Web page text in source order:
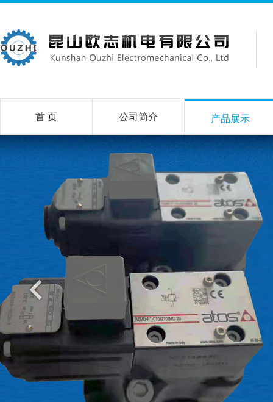
首 页 公司简介 产品展示